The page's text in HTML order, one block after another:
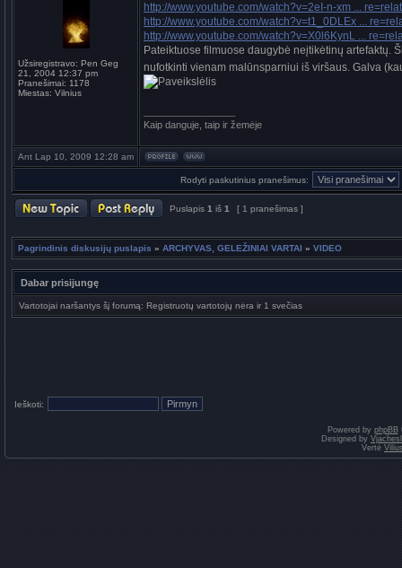
Užsiregistravo: Pen Geg
21, 2004 12:37 pm
Pranešimai: 1178
Miestas: Vilnius
http://www.youtube.com/watch?v=2eI-n-xm ...
http://www.youtube.com/watch?v=t1_0DLEx ...
http://www.youtube.com/watch?v=X0l6KynL ...
Pateiktuose filmuose daugybė neįtikėtinų artefaktų.
nufotkinti vienam malūnsparniui iš viršaus. Galva
Kaip danguje, taip ir žemėje
Ant Lap 10, 2009 12:28 am
Rodyti paskutinius pranešimus:
Puslapis 1 iš 1 [ 1 pranešimas ]
Pagrindinis diskusijų puslapis » ARCHYVAS, GELEŽINIAI VARTAI » VIDEO
Dabar prisijungę
Vartotojai naršantys šį forumą: Registruotų vartotojų nėra ir 1 svečias
Ieškoti:
Powered by phpBB
Designed by
Vertė